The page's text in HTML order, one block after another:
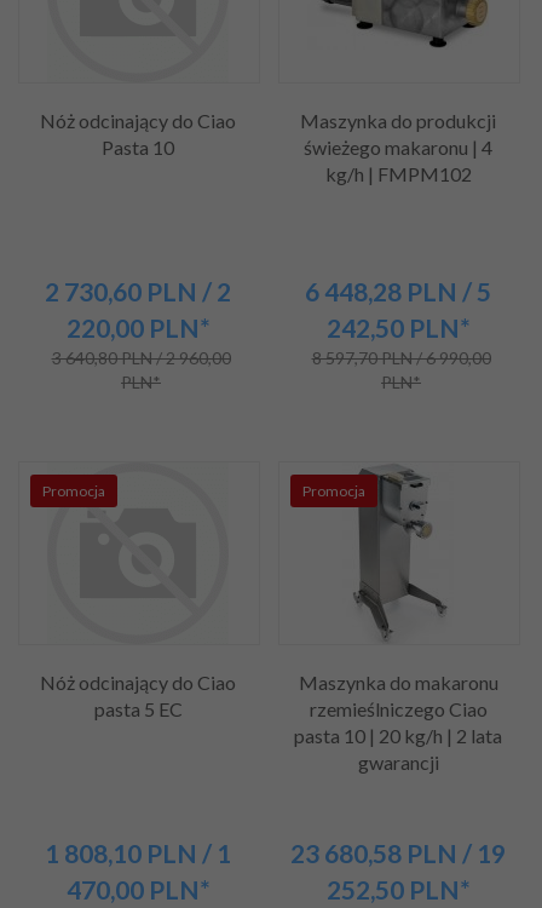
Nóż odcinający do Ciao
Pasta 10
2 730,60 PLN / 2
220,00 PLN*
3 640,80 PLN / 2 960,00
PLN*
Maszynka do produkcji
świeżego makaronu | 4
kg/h | FMPM102
6 448,28 PLN / 5
242,50 PLN*
8 597,70 PLN / 6 990,00
PLN*
Promocja
Nóż odcinający do Ciao
pasta 5 EC
1 808,10 PLN / 1
470,00 PLN*
Promocja
Maszynka do makaronu
rzemieślniczego Ciao
pasta 10 | 20 kg/h | 2 lata
gwarancji
23 680,58 PLN / 19
252,50 PLN*